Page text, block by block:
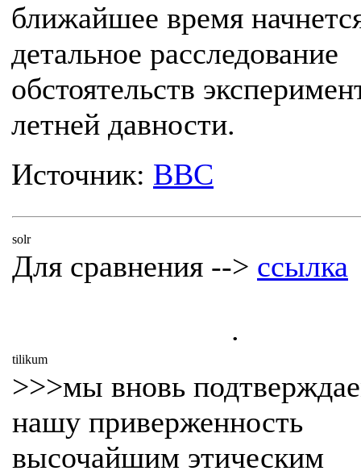
ближайшее время
детальное расследование
обстоятельств
летней давности.
Источник: BBC
solr
Для сравнения --> ссылка
.
tilikum
>>>мы вновь
нашу приверженность
высочайшим этическим